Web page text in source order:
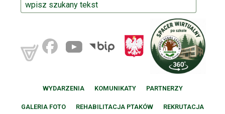
WYDARZENIA KOMUNIKATY PARTNERZY
GALERIA FOTO REHABILITACJA PTAKÓW REKRUTACJA